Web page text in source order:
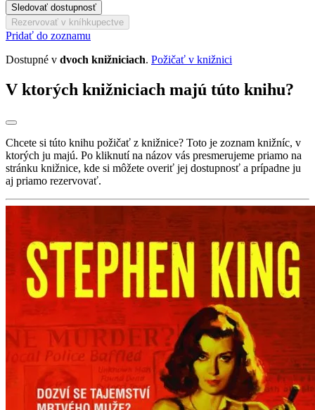
Sledovať dostupnosť
Rezervovať v kníhkupectve
Pridať do zoznamu
Dostupné v dvoch knižniciach. Požičať v knižnici
V ktorých knižniciach majú túto knihu?
Chcete si túto knihu požičať z knižnice? Toto je zoznam knižníc, v
ktorých ju majú. Po kliknutí na názov vás presmerujeme priamo na
stránku knižnice, kde si môžete overiť jej dostupnosť a prípadne ju
aj priamo rezervovať.